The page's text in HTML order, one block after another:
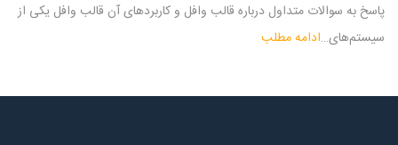
پاسخ به سوالات متداول درباره قالب وافل و کاربردهای آن قالب وافل یکی از
سیستم‌های…ادامه مطلب